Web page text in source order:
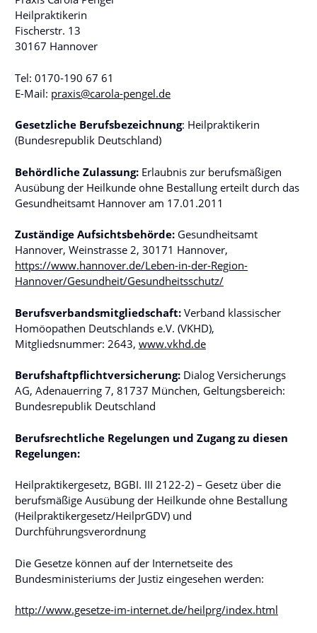
Heilpraktikerin
Fischerstr. 13
30167 Hannover
Tel: 0170-190 67 61
E-Mail: praxis@carola-pengel.de
Gesetzliche Berufsbezeichnung: Heilpraktikerin
(Bundesrepublik Deutschland)
Behördliche Zulassung: Erlaubnis zur berufsmäßigen
Ausübung der Heilkunde ohne Bestallung erteilt durch das
Gesundheitsamt Hannover am 17.01.2011
Zuständige Aufsichtsbehörde:Gesundheitsamt
Hannover, Weinstrasse 2, 30171 Hannover,
https://www.hannover.de/Leben-in-der-Region-
Hannover/Gesundheit/Gesundheitsschutz/
Berufsverbandsmitgliedschaft:Verband klassischer
Homöopathen Deutschlands e.V. (VKHD),
Mitgliedsnummer: 2643, www.vkhd.de
Berufshaftpflichtversicherung:Dialog Versicherungs
AG, Adenauerring 7, 81737 München, Geltungsbereich:
Bundesrepublik Deutschland
Berufsrechtliche Regelungen und Zugang zu diesen
Regelungen:
Heilpraktikergesetz, BGBI. III 2122-2) – Gesetz über die
berufsmäßige Ausübung der Heilkunde ohne Bestallung
(Heilpraktikergesetz/HeilprGDV) und
Durchführungsverordnung
Die Gesetze können auf der Internetseite des
Bundesministeriums der Justiz eingesehen werden:
http://www.gesetze-im-internet.de/heilprg/index.html